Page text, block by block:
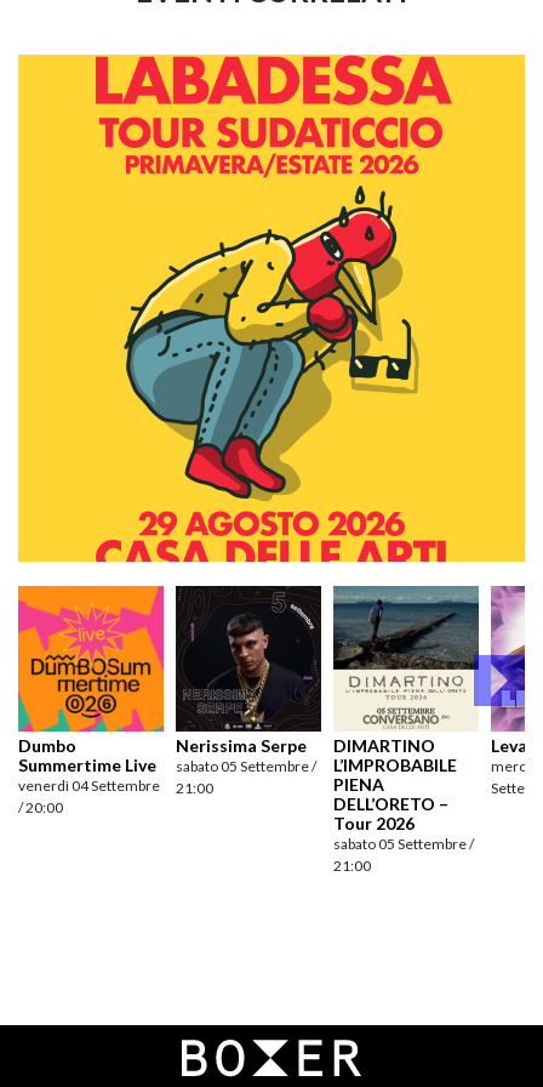
Dumbo
Summertime Live
venerdì 04 Settembre
/ 20:00
Nerissima Serpe
sabato 05 Settembre /
21:00
DIMARTINO
L’IMPROBABILE
PIENA
DELL’ORETO –
Tour 2026
sabato 05 Settembre /
21:00
Navigazione